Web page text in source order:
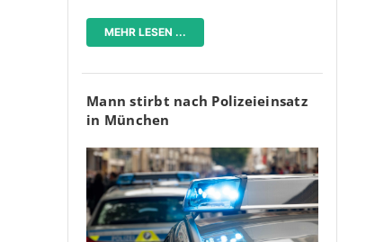
MEHR LESEN ...
Mann stirbt nach Polizeieinsatz
in München